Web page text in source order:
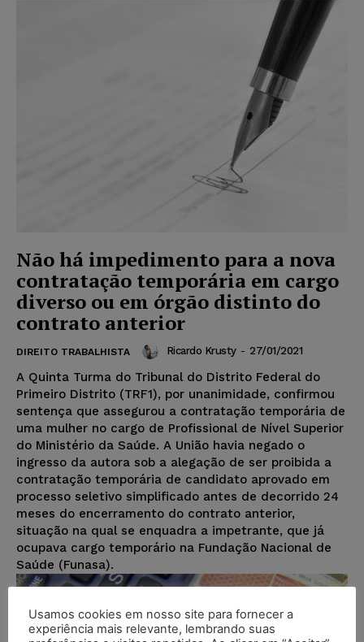
Não há impedimento para a nova
contratação temporária em cargo
diverso ou em órgão distinto do
contrato anterior
DIREITO TRABALHISTA Ricardo Krusty - 27/01/2021
A Quinta Turma do Tribunal do Distrito Federal do
Primeiro Distrito (TRF1), por unanimidade, confirmou
sentença que assegurou a contratação temporária de
uma mulher no cargo de Profissional de Nível Superior
do Ministério da Saúde. A União havia negado o
ingresso da autora sob a alegação de ser proibida a
contratação temporária de candidato aprovado em
processo seletivo simplificado antes de decorrido 24
meses do encerramento do contrato anterior,
situação na qual se enquadra a impetrante, que já
ocupava cargo temporário na Fundação Nacional de
Saúde (Funasa).
Usamos cookies em nosso site para fornecer a
experiência mais relevante, lembrando suas